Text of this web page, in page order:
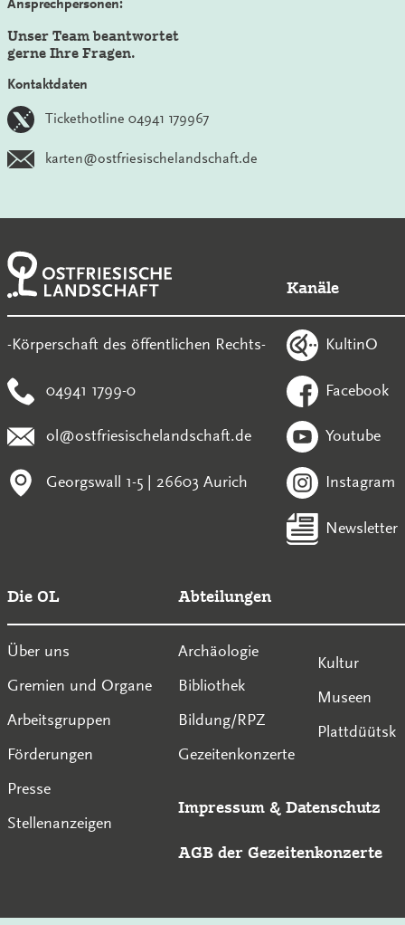
Ansprechpersonen:
Unser Team beantwortet
gerne Ihre Fragen.
Kontaktdaten
Tickethotline 04941 179967
karten@ostfriesischelandschaft.de
-Körperschaft des öffentlichen Rechts-
04941 1799-0
ol@ostfriesischelandschaft.de
Georgswall 1-5 | 26603 Aurich
Kanäle
KultinO
Facebook
Youtube
Instagram
Newsletter
Die OL
Über uns
Gremien und Organe
Arbeitsgruppen
Förderungen
Presse
Stellenanzeigen
Abteilungen
Archäologie
Bibliothek
Bildung/RPZ
Gezeitenkonzerte
Kultur
Museen
Plattdüütsk
Impressum & Datenschutz
AGB der Gezeitenkonzerte